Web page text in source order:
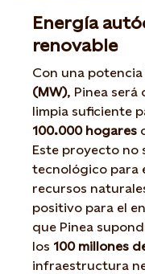
Energía
renovable
Con una
(MW), Pinea será
limpia suficiente
100.000 hogares
Este proyecto no
tecnológico para
recursos
positivo para el
que Pinea
los 100 millones
infraestructura